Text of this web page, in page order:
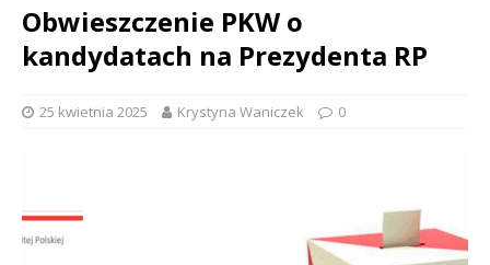
Obwieszczenie PKW o
kandydatach na Prezydenta RP
25 kwietnia 2025 Krystyna Waniczek 0